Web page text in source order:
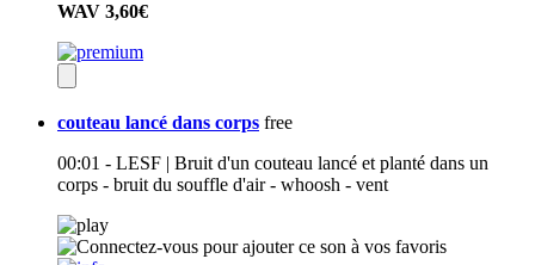
WAV 3,60€
couteau lancé dans corps free
00:01 - LESF | Bruit d'un couteau lancé et planté dans un
corps - bruit du souffle d'air - whoosh - vent